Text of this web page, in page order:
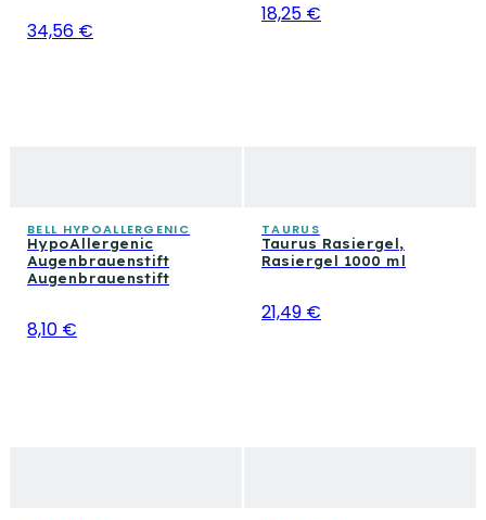
34,56 €
18,25 €
BELL HYPOALLERGENIC
HypoAllergenic
Augenbrauenstift
Augenbrauenstift
8,10 €
TAURUS
Taurus Rasiergel,
Rasiergel 1000 ml
21,49 €